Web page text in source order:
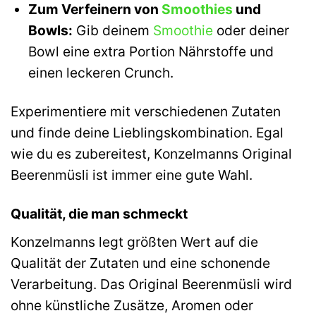
Zum Verfeinern von Smoothies und
Bowls: Gib deinem Smoothieoder deiner
Bowl eine extra Portion Nährstoffe und
einen leckeren Crunch.
Experimentiere mit verschiedenen Zutaten
und finde deine Lieblingskombination. Egal
wie du es zubereitest, Konzelmanns Original
Beerenmüsli ist immer eine gute Wahl.
Qualität, die man schmeckt
Konzelmanns legt größten Wert auf die
Qualität der Zutaten und eine schonende
Verarbeitung. Das Original Beerenmüsli wird
ohne künstliche Zusätze, Aromen oder